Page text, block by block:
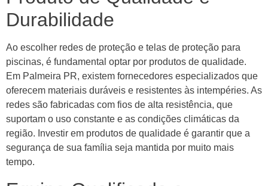
Durabilidade
Ao escolher redes de proteção e telas de proteção para
piscinas, é fundamental optar por produtos de qualidade.
Em Palmeira PR, existem fornecedores especializados que
oferecem materiais duráveis e resistentes às intempéries. As
redes são fabricadas com fios de alta resistência, que
suportam o uso constante e as condições climáticas da
região. Investir em produtos de qualidade é garantir que a
segurança de sua família seja mantida por muito mais
tempo.